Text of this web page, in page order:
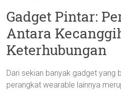
Gadget Pintar:
Antara
Keterhubungan
Dari sekian banyak gadget yang
perangkat wearable lainnya